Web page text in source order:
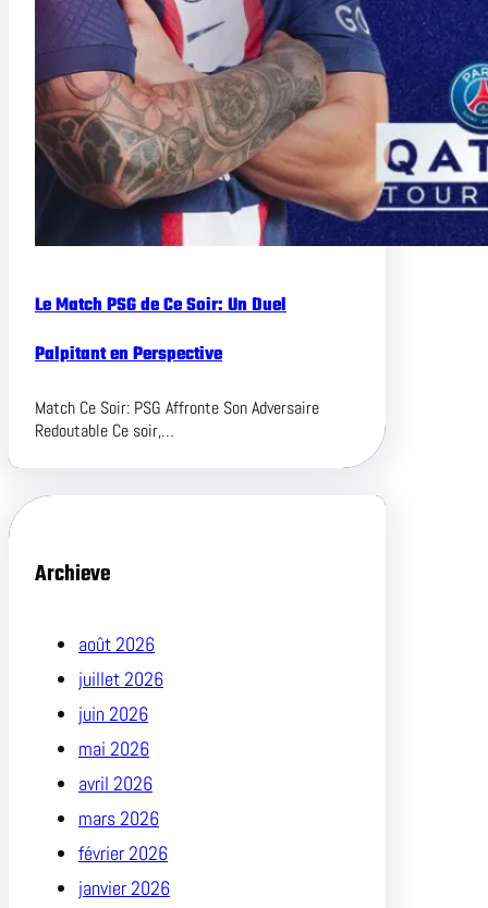
Le Match PSG de Ce Soir: Un Duel
Palpitant en Perspective
Match Ce Soir: PSG Affronte Son Adversaire
Redoutable Ce soir,…
Archieve
août 2026
juillet 2026
juin 2026
mai 2026
avril 2026
mars 2026
février 2026
janvier 2026